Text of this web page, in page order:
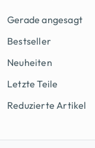
Gerade angesagt
Bestseller
Neuheiten
Letzte Teile
Reduzierte Artikel